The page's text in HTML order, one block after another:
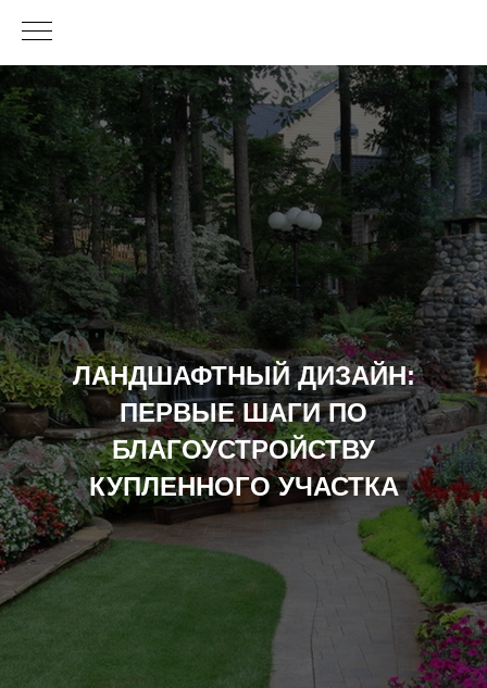
ЛАНДШАФТНЫЙ ДИЗАЙН:
ПЕРВЫЕ ШАГИ ПО
БЛАГОУСТРОЙСТВУ
КУПЛЕННОГО УЧАСТКА